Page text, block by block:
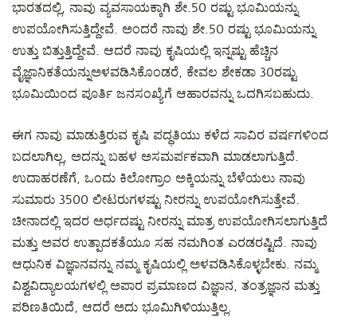
ಭಾರತದಲ್ಲಿ, ನಾವು ವ್ಯವಸಾಯಕ್ಕಾಗಿ ಶೇ.50 ರಷ್ಟು ಭೂಮಿಯನ್ನು
ಉಪಯೋಗಿಸುತ್ತಿದ್ದೇವೆ. ಅಂದರೆ ನಾವು ಶೇ.50 ರಷ್ಟು ಭೂಮಿಯನ್ನು
ಉತ್ತು ಬಿತ್ತುತ್ತಿದ್ದೇವೆ. ಆದರೆ ನಾವು ಕೃಷಿಯಲ್ಲಿ ಇನ್ನಷ್ಟು ಹೆಚ್ಚಿನ
ವೈಜ್ಞಾನಿಕತೆಯನ್ನುಅಳವಡಿಸಿಕೊಂಡರೆ, ಕೇವಲ ಶೇಕಡಾ 30ರಷ್ಟು
ಭೂಮಿಯಿಂದ ಪೂರ್ತಿ ಜನಸಂಖ್ಯೆಗೆ ಆಹಾರವನ್ನು ಒದಗಿಸಬಹುದು.
ಈಗ ನಾವು ಮಾಡುತ್ತಿರುವ ಕೃಷಿ ಪದ್ಧತಿಯು ಕಳೆದ ಸಾವಿರ ವರ್ಷಗಳಿಂದ
ಬದಲಾಗಿಲ್ಲ, ಅದನ್ನು ಬಹಳ ಅಸಮರ್ಪಕವಾಗಿ ಮಾಡಲಾಗುತ್ತಿದೆ.
ಉದಾಹರಣೆಗೆ, ಒಂದು ಕಿಲೋಗ್ರಾಂ ಅಕ್ಕಿಯನ್ನು ಬೆಳೆಯಲು ನಾವು
ಸುಮಾರು 3500 ಲೀಟರುಗಳಷ್ಟು ನೀರನ್ನು ಉಪಯೋಗಿಸುತ್ತೇವೆ.
ಚೀನಾದಲ್ಲಿ ಇದರ ಅರ್ಧದಷ್ಟು ನೀರನ್ನು ಮಾತ್ರ ಉಪಯೋಗಿಸಲಾಗುತ್ತಿದೆ
ಮತ್ತು ಅವರ ಉತ್ಪಾದಕತೆಯೂ ಸಹ ನಮಗಿಂತ ಎರಡರಷ್ಟಿದೆ. ನಾವು
ಆಧುನಿಕ ವಿಜ್ಞಾನವನ್ನು ನಮ್ಮ ಕೃಷಿಯಲ್ಲಿ ಅಳವಡಿಸಿಕೊಳ್ಳಬೇಕು. ನಮ್ಮ
ವಿಶ್ವವಿದ್ಯಾಲಯಗಳಲ್ಲಿ ಅಪಾರ ಪ್ರಮಾಣದ ವಿಜ್ಞಾನ, ತಂತ್ರಜ್ಞಾನ ಮತ್ತು
ಪರಿಣತಿಯಿದೆ, ಆದರೆ ಅದು ಭೂಮಿಗಿಳಿಯುತ್ತಿಲ್ಲ.